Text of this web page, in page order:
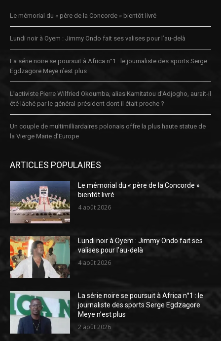
Le mémorial du « père de la Concorde » bientôt livré
Lundi noir à Oyem : Jimmy Ondo fait ses valises pour l’au-delà
La série noire se poursuit à Africa n°1 : le journaliste des sports Serge
Egdzagore Meye n’est plus
L’activiste Pierre Wilfried Okoumba, alias Kamitatou d’Adjogho, aurait-il
été lâché par le général-président dont il était proche ?
Un couple de multimilliardaires polonais offre la plus haute statue de
la Vierge Marie d’Europe
ARTICLES POPULAIRES
Le mémorial du « père de la Concorde »
bientôt livré
4 août 2026
Lundi noir à Oyem : Jimmy Ondo fait ses
valises pour l’au-delà
4 août 2026
La série noire se poursuit à Africa n°1 : le
journaliste des sports Serge Egdzagore
Meye n’est plus
2 août 2026